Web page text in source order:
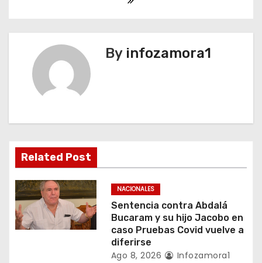
g
n
d
e
e
By infozamora1
Related Post
NACIONALES
Sentencia contra Abdalá
Bucaram y su hijo Jacobo en
caso Pruebas Covid vuelve a
diferirse
Ago 8, 2026 Infozamora1